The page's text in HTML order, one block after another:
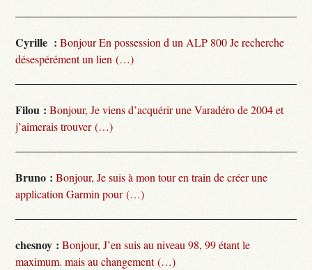
Cyrille : Bonjour En possession d un ALP 800 Je recherche
désespérément un lien (…)
Filou : Bonjour, Je viens d’acquérir une Varadéro de 2004 et
j’aimerais trouver (…)
Bruno : Bonjour, Je suis à mon tour en train de créer une
application Garmin pour (…)
chesnoy : Bonjour, J’en suis au niveau 98, 99 étant le
maximum. mais au changement (…)